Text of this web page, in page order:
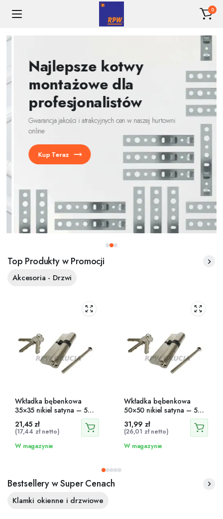
0
Najlepsze kotwy
montażowe dla
profesjonalistów
Gwarancja jakości i atrakcyjnych cen w naszej hurtowni
online
Kup Teraz
Top Produkty w Promocji
Akcesoria - Drzwi
Wkładka bębenkowa
35×35 nikiel satyna – 5
zapadek, 3 klucze
21,45zł
(17,44 złnetto)
W magazynie
Wkładka bębenkowa
50×50 nikiel satyna – 5
zapadek, 3 klucze
31,99zł
(26,01 złnetto)
W magazynie
Bestsellery w Super Cenach
Klamki okienne i drzwiowe